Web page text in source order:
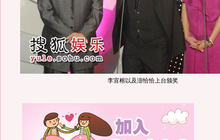
李宣榕以及澎恰恰上台颁奖